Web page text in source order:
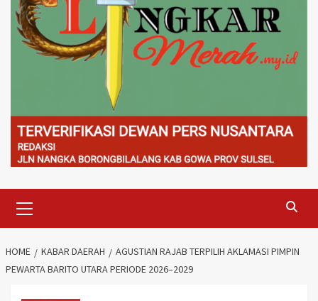
Menu
HOME KABAR DAERAH
AGUSTIAN RAJAB TERPILIH AKLAMASI PIMPIN
PEWARTA BARITO UTARA PERIODE 2026–2029